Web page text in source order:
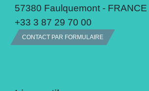
57380 Faulquemont - FRANCE
+33 3 87 29 70 00
CONTACT PAR FORMULAIRE